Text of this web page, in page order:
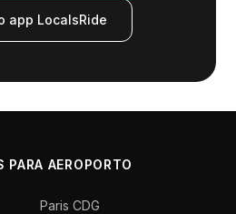
app LocalsRide
PARA AEROPORTO
Paris CDG